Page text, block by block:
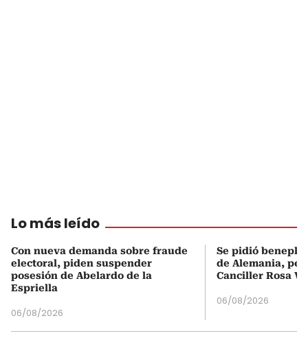
Lo más leído
Con nueva demanda sobre fraude
electoral, piden suspender
posesión de Abelardo de la
Espriella
06/08/2026
Se pidió
de Alemania,
Canciller Rosa
06/08/2026